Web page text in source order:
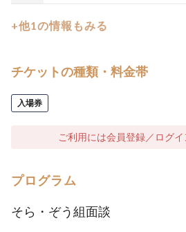
+他1の情報もみる
チケットの種類・料金帯
入場券
ご利用には会員登録／ログイ
プログラム
そら・ぞう組面談